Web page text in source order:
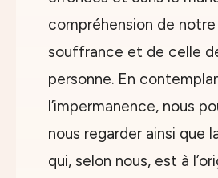
compréhension de
souffrance et de celle
personne. En
l’impermanence, nous
nous regarder ainsi que
qui, selon nous, est à